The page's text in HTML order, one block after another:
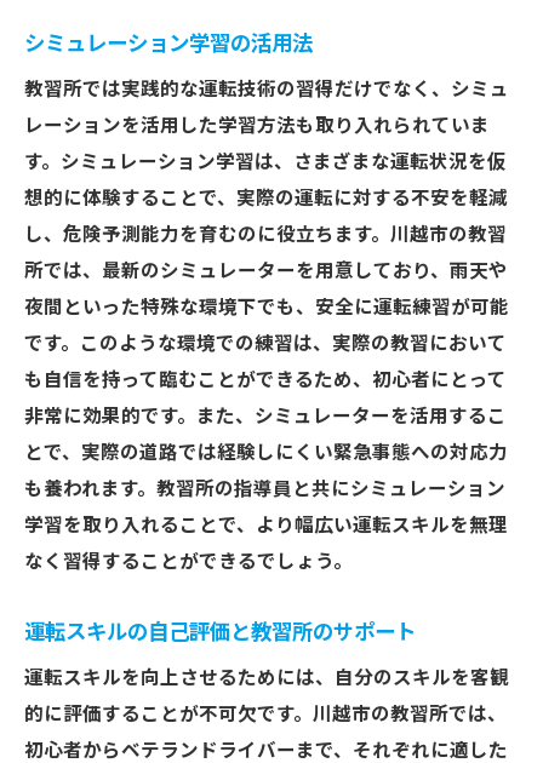
シミュレーション学習の活用法
教習所では実践的な運転技術の習得だけでなく、シミュ
レーションを活用した学習方法も取り入れられていま
す。シミュレーション学習は、さまざまな運転状況を仮
想的に体験することで、実際の運転に対する不安を軽減
し、危険予測能力を育むのに役立ちます。川越市の教習
所では、最新のシミュレーターを用意しており、雨天や
夜間といった特殊な環境下でも、安全に運転練習が可能
です。このような環境での練習は、実際の教習において
も自信を持って臨むことができるため、初心者にとって
非常に効果的です。また、シミュレーターを活用するこ
とで、実際の道路では経験しにくい緊急事態への対応力
も養われます。教習所の指導員と共にシミュレーション
学習を取り入れることで、より幅広い運転スキルを無理
なく習得することができるでしょう。
運転スキルの自己評価と教習所のサポート
運転スキルを向上させるためには、自分のスキルを客観
的に評価することが不可欠です。川越市の教習所では、
初心者からベテランドライバーまで、それぞれに適した